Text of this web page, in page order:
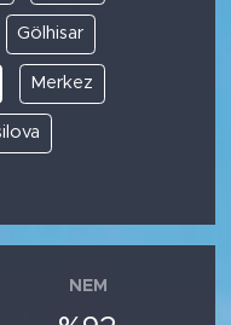
Gölhisar
Merkez
NEM